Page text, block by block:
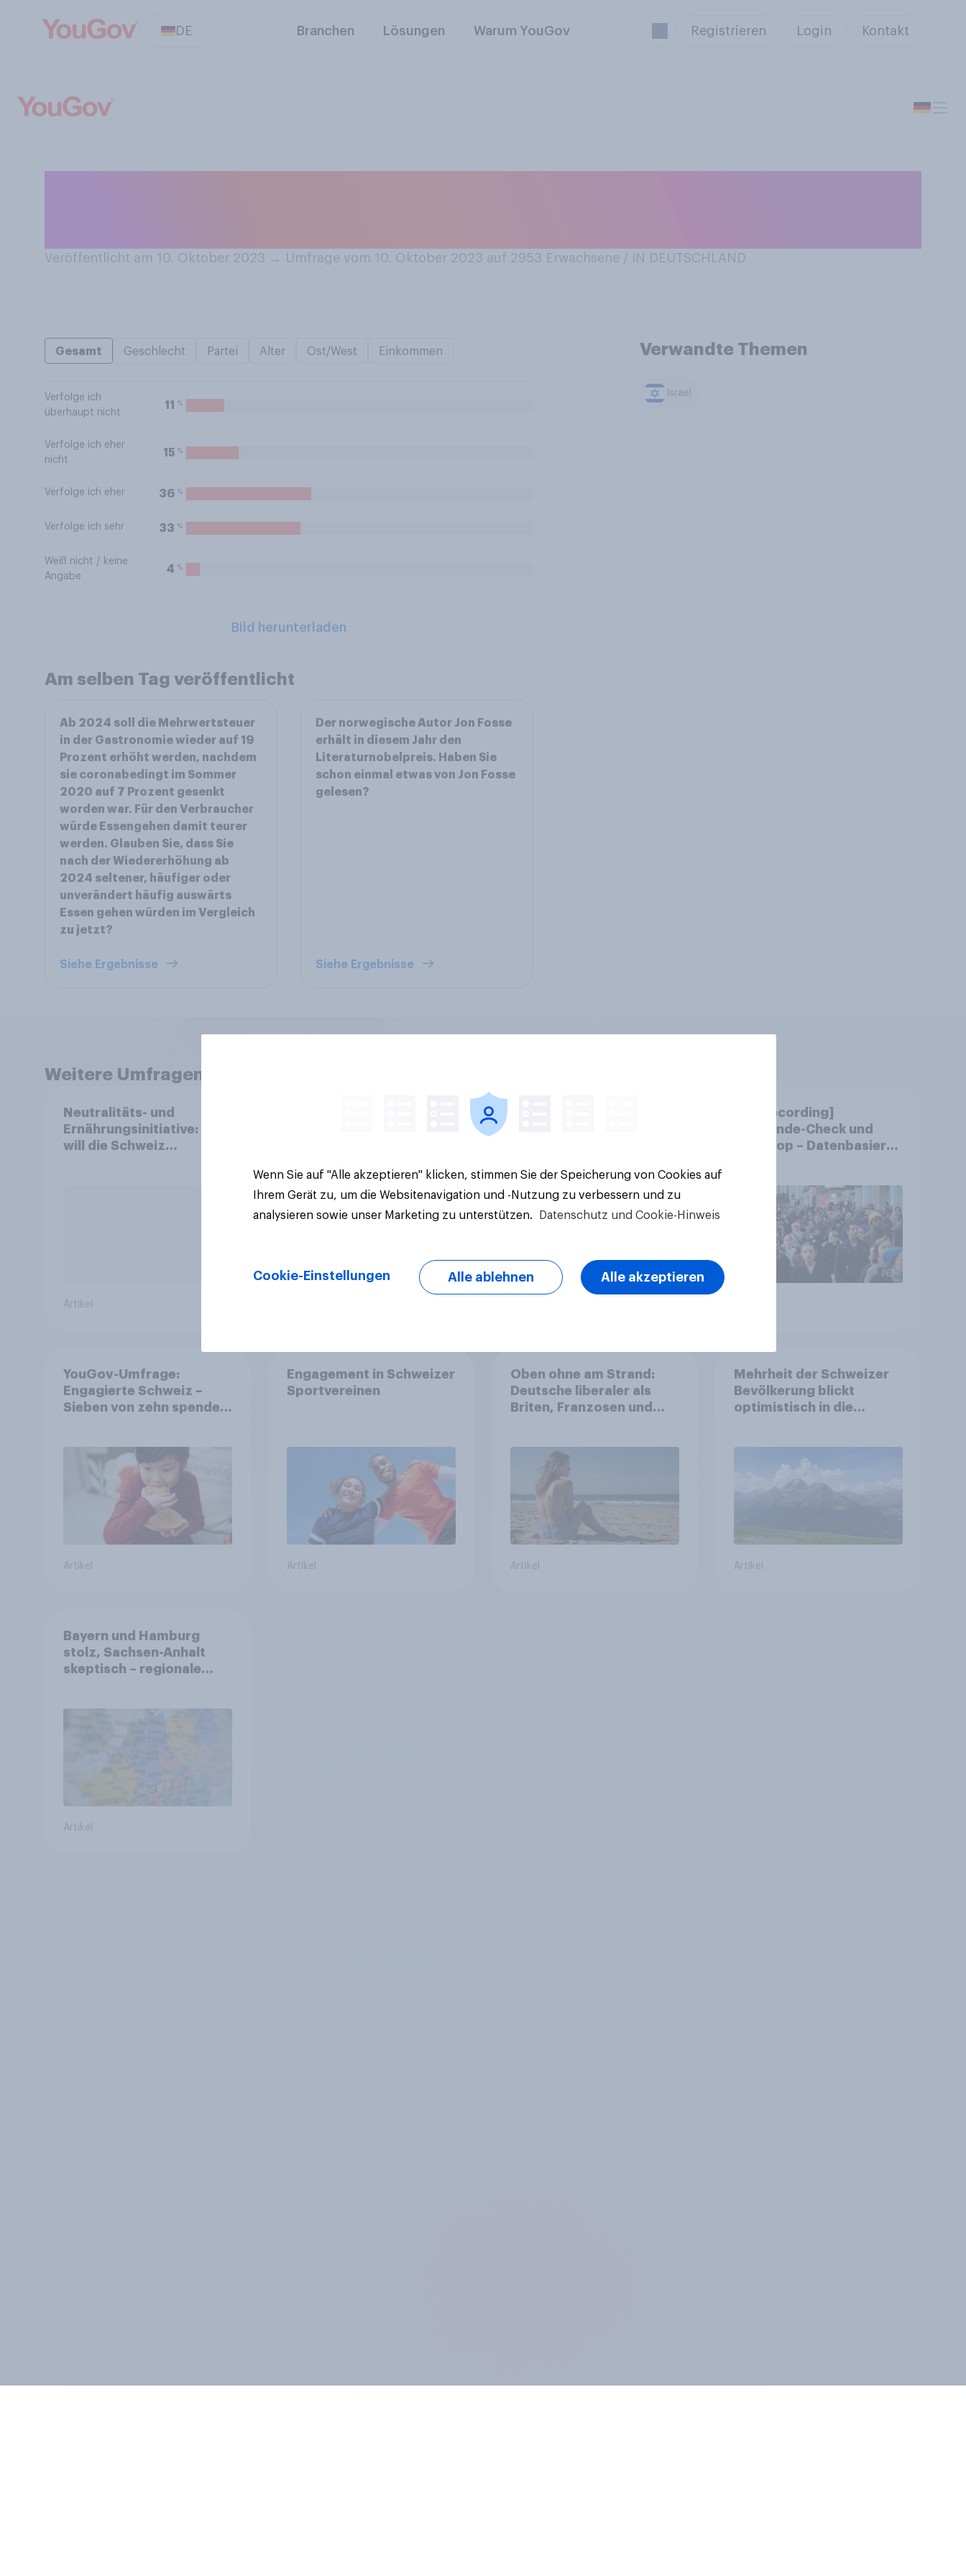
DE Branchen Lösungen Warum YouGov Registrieren Login Kontakt
Veröffentlicht am 10. Oktober 2023 → Umfrage vom 10. Oktober 2023 auf 2953 Erwachsene / IN DEUTSCHLAND
Gesamt Geschlecht Partei Alter Ost/West Einkommen
Verfolge ich
überhaupt nicht
11 %
Verfolge ich eher
nicht
15 %
Verfolge ich eher 36 %
Verfolge ich sehr 33 %
Weiß nicht / keine
Angabe
4 %
Bild herunterladen
Verwandte Themen
Israel
Am selben Tag veröffentlicht
Ab 2024 soll die Mehrwertsteuer
in der Gastronomie wieder auf 19
Prozent erhöht werden, nachdem
sie coronabedingt im Sommer
2020 auf 7 Prozent gesenkt
worden war. Für den Verbraucher
würde Essengehen damit teurer
werden. Glauben Sie, dass Sie
nach der Wiedererhöhung ab
2024 seltener, häufiger oder
unverändert häufig auswärts
Essen gehen würden im Vergleich
zu jetzt?
Siehe Ergebnisse
Der norwegische Autor Jon Fosse
erhält in diesem Jahr den
Literaturnobelpreis. Haben Sie
schon einmal etwas von Jon Fosse
gelesen?
Siehe Ergebnisse
Weitere Umfragen anzeigen
Neutralitäts- und
Ernährungsinitiative: Wie
will die Schweiz
Artikel
Marken im Pride-Check
Finanz-Talk: Mit wem
[CH Recording]
Gemeinde-Check und
StratPop – Datenbasierte
YouGov-Umfrage:
Engagierte Schweiz –
Sieben von zehn spenden,
Artikel
Engagement in Schweizer
Sportvereinen
Artikel
Oben ohne am Strand:
Deutsche liberaler als
Briten, Franzosen und
Artikel
Mehrheit der Schweizer
Bevölkerung blickt
optimistisch in die
Gesundheitswesen und
Altersvorsorge
Artikel
Bayern und Hamburg
stolz, Sachsen-Anhalt
skeptisch – regionale
Europa im Osten am
Artikel
Wenn Sie auf "Alle akzeptieren" klicken, stimmen Sie der Speicherung von Cookies auf
Ihrem Gerät zu, um die Websitenavigation und -Nutzung zu verbessern und zu
analysieren sowie unser Marketing zu unterstützen.
Datenschutz und Cookie-Hinweis
Cookie-Einstellungen Alle ablehnen Alle akzeptieren